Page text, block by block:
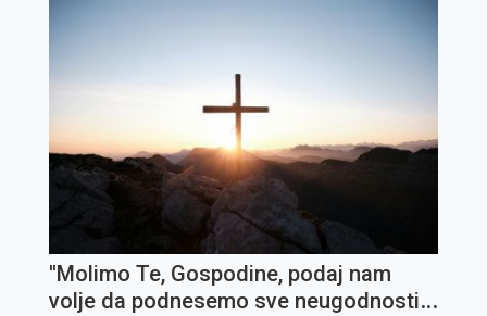
''Molimo Te, Gospodine, podaj nam
volje da podnesemo sve neugodnosti i